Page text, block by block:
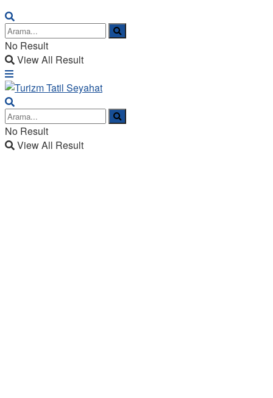
No Result
View All Result
No Result
View All Result